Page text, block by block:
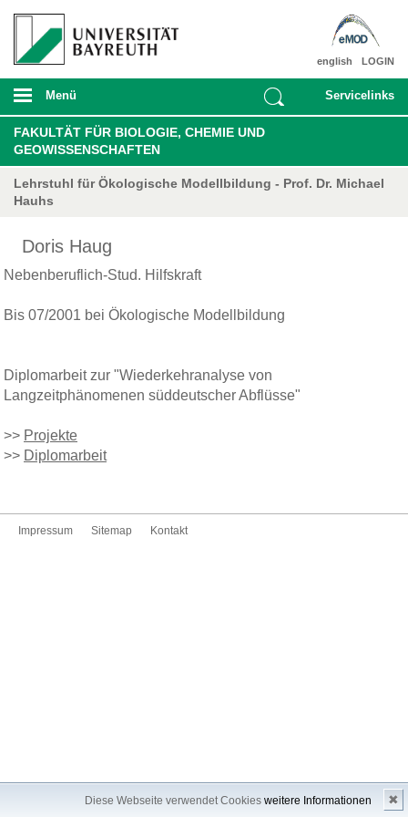
Diese Webseite verwendet Cookies weitere Informationen ✖
LOGIN
english
Menü Servicelinks
FAKULTÄT FÜR BIOLOGIE, CHEMIE UND
GEOWISSENSCHAFTEN
Lehrstuhl für Ökologische Modellbildung - Prof. Dr. Michael
Hauhs
Doris Haug
Nebenberuflich-Stud. Hilfskraft
Bis 07/2001 bei Ökologische Modellbildung
Diplomarbeit zur "Wiederkehranalyse von
Langzeitphänomenen süddeutscher Abflüsse"
>> Projekte
>> Diplomarbeit
Impressum Sitemap Kontakt